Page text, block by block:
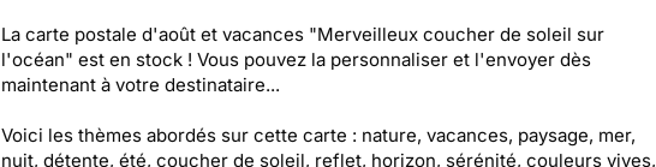
La carte postale d'août et vacances "Merveilleux coucher de soleil sur
l'océan" est en stock ! Vous pouvez la personnaliser et l'envoyer dès
maintenant à votre destinataire...
Voici les thèmes abordés sur cette carte : nature, vacances, paysage, mer,
nuit, détente, été, coucher de soleil, reflet, horizon, sérénité, couleurs vives,